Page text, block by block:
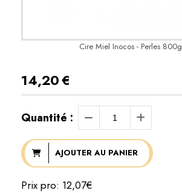
Cire Miel Inocos - Perles 800g
14,20€
Quantité :
AJOUTER AU PANIER
Prix pro: 12,07€